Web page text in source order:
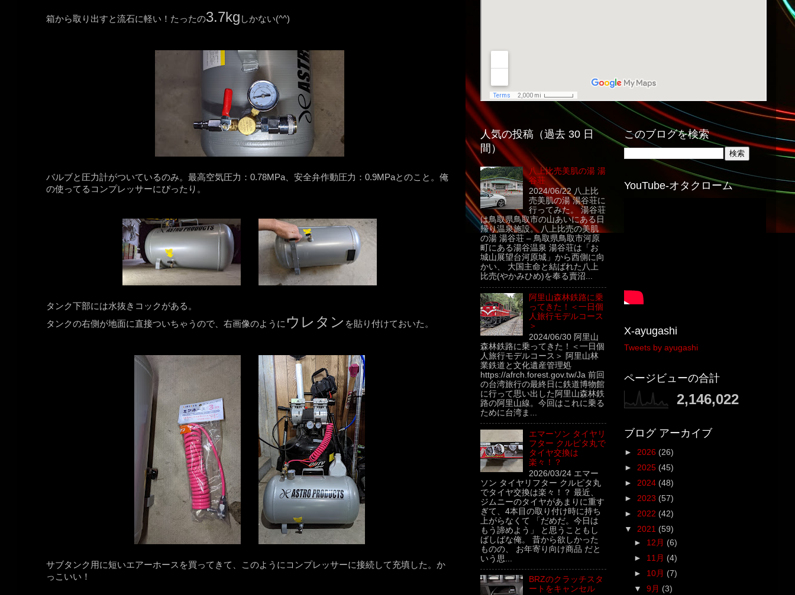
箱から取り出すと流石に軽い！たったの3.7kg しかない(^^)
バルブと圧力計がついているのみ。最高空気圧力：0.78MPa、安全弁作動圧力：0.9MPaとのこと。俺
の使ってるコンプレッサーにぴったり。
タンク下部には水抜きコックがある。
タンクの右側が地面に直接ついちゃうので、右画像のように ウレタン を貼り付けておいた。
サブタンク用に短いエアーホースを買ってきて、このようにコンプレッサーに接続して充填した。か
っこいい！
人気の投稿（過去 30 日
間）
八上比売美肌の湯 湯
谷荘
2024/06/22 八上比
売美肌の湯 湯谷荘に
行ってみた。 湯谷荘
は鳥取県鳥取市の山あいにある日
帰り温泉施設。 八上比売の美肌
の湯 湯谷荘 – 鳥取県鳥取市河原
町にある湯谷温泉 湯谷荘は「お
城山展望台河原城」から西側に向
かい、 大国主命と結ばれた八上
比売(やかみひめ)を奉る賣沼...
阿里山森林鉄路に乗
ってきた！＜一日個
人旅行モデルコース
＞
2024/06/30 阿里山
森林鉄路に乗ってきた！＜一日個
人旅行モデルコース＞ 阿里山林
業鉄道と文化遺産管理処
https://afrch.forest.gov.tw/Ja 前回
の台湾旅行の最終日に鉄道博物館
に行って思い出した阿里山森林鉄
路の阿里山線。今回はこれに乗る
ために台湾ま...
エマーソン タイヤリ
フター クルピタ丸で
タイヤ交換は
楽々！？
2026/03/24 エマー
ソン タイヤリフター クルピタ丸
でタイヤ交換は楽々！？ 最近、
ジムニーのタイヤがあまりに重す
ぎて、4本目の取り付け時に持ち
上がらなくて 「だめだ。今日は
もう諦めよう」 と思うこともし
ばしばな俺。 昔から欲しかった
ものの、 お年寄り向け商品 だと
いう思...
BRZのクラッチスタ
ートをキャンセル
このブログを検索
YouTube-オタクローム
X-ayugashi
Tweets by ayugashi
ページビューの合計
2,146,022
ブログ アーカイブ
► 2026 (26)
► 2025 (45)
► 2024 (48)
► 2023 (57)
► 2022 (42)
▼ 2021 (59)
► 12月 (6)
► 11月 (4)
► 10月 (7)
▼9月 (3)